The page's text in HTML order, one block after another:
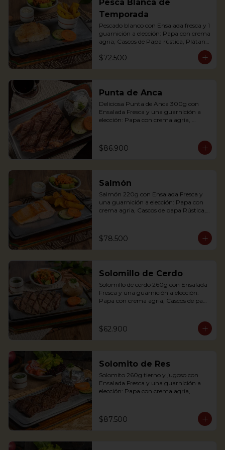
potato with sour cream, accompanied
with a fresh salad.
Pesca Blanca de
Temporada
Pescado blanco con Ensalada fresca y 1
guarnición a elección: Papa con crema
agria, Cascos de Papa rústica, Plátano
maduro con Quesito, Palitos de Yuca,
Puré de Papa y Arracacha
$72.500
Punta de Anca
Deliciosa Punta de Anca 300g con
Ensalada Fresca y una guarnición a
elección: Papa con crema agria,
Yuca, Puré de papa y arracacha
Our delicious Rump Steak is served on
a griddle with a baked potato with
sour cream. Accompanied with a fresh
$86.900
Salmón
Salmón 220g con Ensalada Fresca y
una guarnición a elección: Papa con
crema agria, Cascos de papa Rústica,
arracacha. Acompañado de salsa de
soya y jengibre.
Accompanied with a salad and a
delicious ginger sauce.
$78.500
Solomillo de Cerdo
Solomillo de cerdo 260g con Ensalada
Fresca y una guarnición a elección:
Papa con crema agria, Cascos de papa
y arracacha.
Pork tenderloin 280g with baked
potato with sour cream and house
salad. Single term.
$62.900
Solomito de Res
Solomito 260g tierno y jugoso con
Ensalada Fresca y una guarnición a
elección: Papa con crema agria,
Yuca, Puré de papa y arracacha
$87.500